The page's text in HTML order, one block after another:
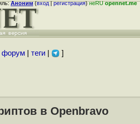
Аноним(вход|регистрация)неRUopennet.me
форум| теги| ]
в Openbravo